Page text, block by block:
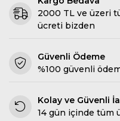
2000 TL ve üzeri
ücreti bizden
Güvenli Ödeme
%100 güvenli
Kolay ve Güvenli
14 gün içinde tüm